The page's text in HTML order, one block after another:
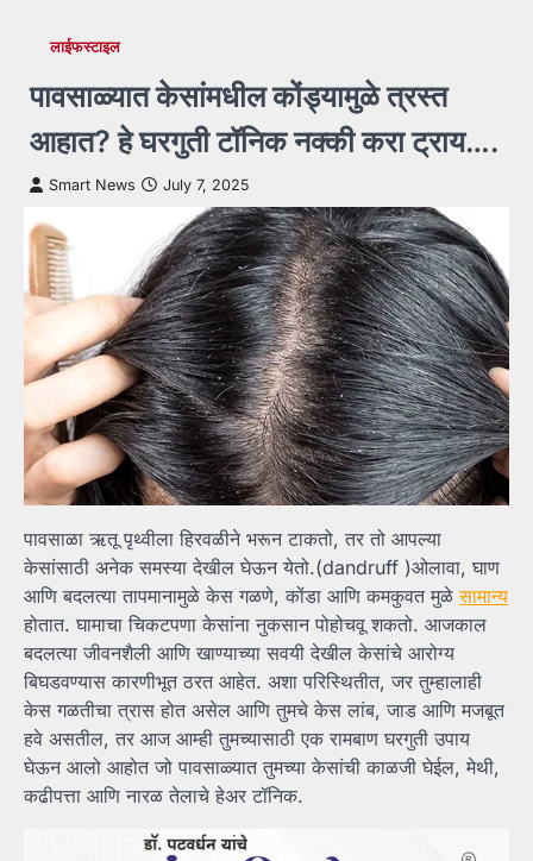
लाईफस्टाइल
पावसाळ्यात केसांमधील कोंड्यामुळे त्रस्त
आहात? हे घरगुती टॉनिक नक्की करा ट्राय….
Smart News July 7, 2025
पावसाळा ऋतू पृथ्वीला हिरवळीने भरून टाकतो, तर तो आपल्या
केसांसाठी अनेक समस्या देखील घेऊन येतो.(dandruff )ओलावा, घाण
आणि बदलत्या तापमानामुळे केस गळणे, कोंडा आणि कमकुवत मुळेसामान्य
होतात. घामाचा चिकटपणा केसांना नुकसान पोहोचवू शकतो. आजकाल
बदलत्या जीवनशैली आणि खाण्याच्या सवयी देखील केसांचे आरोग्य
बिघडवण्यास कारणीभूत ठरत आहेत. अशा परिस्थितीत, जर तुम्हालाही
केस गळतीचा त्रास होत असेल आणि तुमचे केस लांब, जाड आणि मजबूत
हवे असतील, तर आज आम्ही तुमच्यासाठी एक रामबाण घरगुती उपाय
घेऊन आलो आहोत जो पावसाळ्यात तुमच्या केसांची काळजी घेईल, मेथी,
कढीपत्ता आणि नारळ तेलाचे हेअर टॉनिक.